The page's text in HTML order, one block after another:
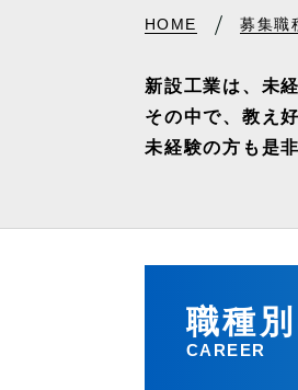
HOME 募集職
新設工業は、未
その中で、教え
未経験の方も是
職種別
CAREER